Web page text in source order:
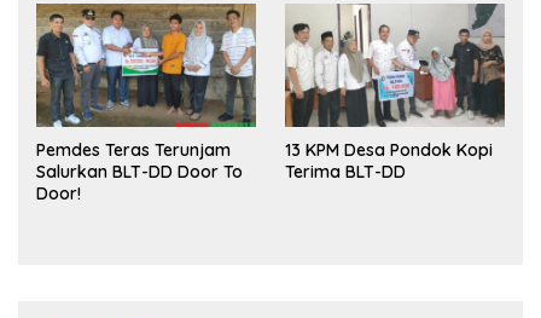
Pemdes Teras Terunjam
Salurkan BLT-DD Door To
Door!
13 KPM Desa Pondok Kopi
Terima BLT-DD